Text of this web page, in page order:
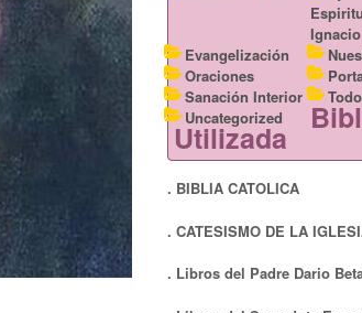
Ignacio
Evangelización
Oraciones
Sanación Interior
Uncategorized
Utilizada
. BIBLIA CATOLICA
. CATESISMO DE LA
. Libros del Padre Dario